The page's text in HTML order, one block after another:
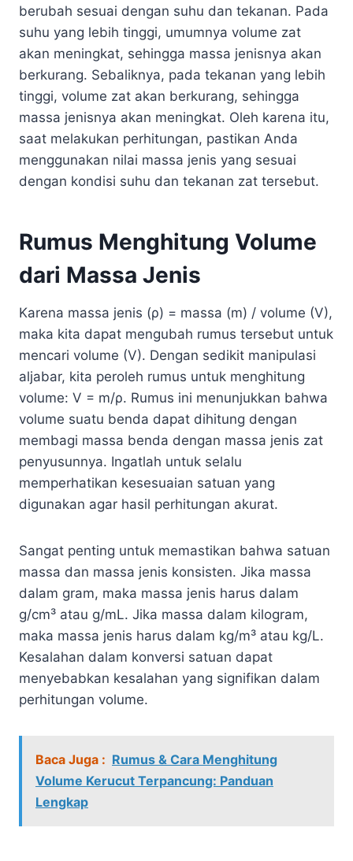
berubah sesuai dengan suhu dan tekanan. Pada
suhu yang lebih tinggi, umumnya volume zat
akan meningkat, sehingga massa jenisnya akan
berkurang. Sebaliknya, pada tekanan yang lebih
tinggi, volume zat akan berkurang, sehingga
massa jenisnya akan meningkat. Oleh karena itu,
saat melakukan perhitungan, pastikan Anda
menggunakan nilai massa jenis yang sesuai
dengan kondisi suhu dan tekanan zat tersebut.
Rumus Menghitung Volume
dari Massa Jenis
Karena massa jenis (ρ) = massa (m) / volume (V),
maka kita dapat mengubah rumus tersebut untuk
mencari volume (V). Dengan sedikit manipulasi
aljabar, kita peroleh rumus untuk menghitung
volume: V = m/ρ. Rumus ini menunjukkan bahwa
volume suatu benda dapat dihitung dengan
membagi massa benda dengan massa jenis zat
penyusunnya. Ingatlah untuk selalu
memperhatikan kesesuaian satuan yang
digunakan agar hasil perhitungan akurat.
Sangat penting untuk memastikan bahwa satuan
massa dan massa jenis konsisten. Jika massa
dalam gram, maka massa jenis harus dalam
g/cm³ atau g/mL. Jika massa dalam kilogram,
maka massa jenis harus dalam kg/m³ atau kg/L.
Kesalahan dalam konversi satuan dapat
menyebabkan kesalahan yang signifikan dalam
perhitungan volume.
Baca Juga : Rumus & Cara Menghitung
Volume Kerucut Terpancung: Panduan
Lengkap